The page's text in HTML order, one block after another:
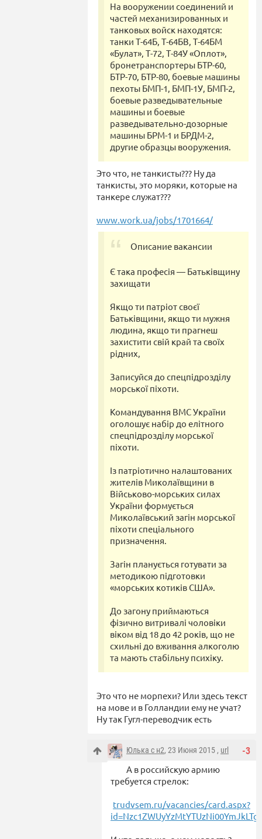
На вооружении соединений и
частей механизированных и
танковых войск находятся:
танки Т-64Б, Т-64БВ, Т-64БМ
«Булат», Т-72, Т-84У «Оплот»,
бронетранспортеры БТР-60,
БТР-70, БТР-80, боевые машины
пехоты БМП-1, БМП-1У, БМП-2,
боевые разведывательные
машины и боевые
разведывательно-дозорные
машины БРМ-1 и БРДМ-2,
другие образцы вооружения.
Это что, не танкисты??? Ну да
танкисты, это моряки, которые на
танкере служат???
www.work.ua/jobs/1701664/
Описание вакансии
Є така професія — Батьківщину
захищати
Якщо ти патріот своєї
Батьківщини, якщо ти мужня
людина, якщо ти прагнеш
захистити свій край та своїх
рідних,
Записуйся до спецпідрозділу
морської піхоти.
Командування ВМС України
оголошує набір до елітного
спецпідрозділу морської
піхоти.
Із патріотично налаштованих
жителів Миколаївщини в
Військово-морських силах
України формується
Миколаївський загін морської
піхоти спеціального
призначення.
Загін планується готувати за
методикою підготовки
«морських котиків США».
До загону приймаються
фізично витривалі чоловіки
віком від 18 до 42 років, що не
схильні до вживання алкоголю
та мають стабільну психіку.
Это что не морпехи? Или здесь текст
на мове и в Голландии ему не учат?
Ну так Гугл-переводчик есть
-3
Юлька с н2, 23 Июня 2015 , url
А в российскую армию
требуется стрелок:
trudvsem.ru/vacancies/card.aspx?